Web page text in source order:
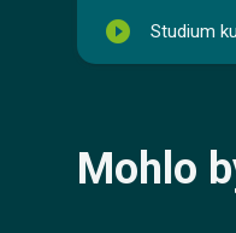
play_circle_filled Studium
Mohlo